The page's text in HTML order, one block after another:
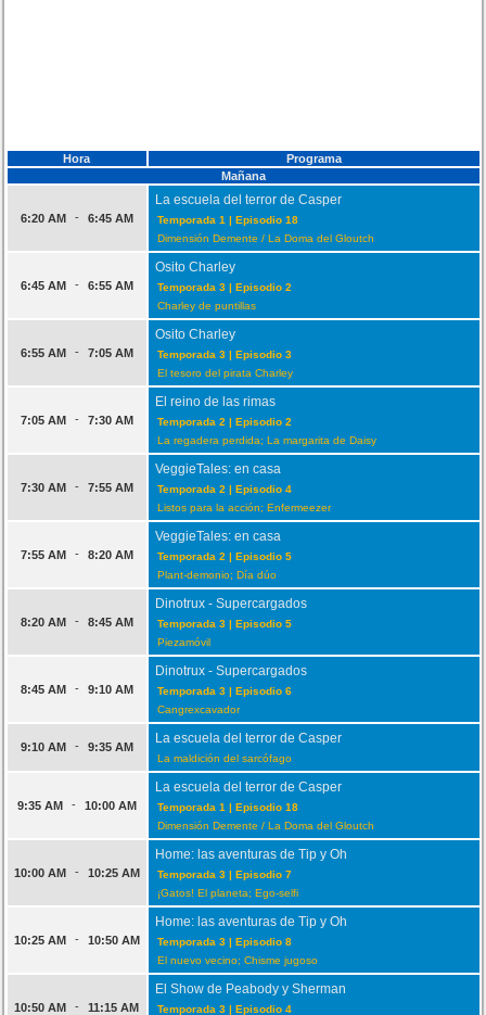
Hora
Programa
Mañana
6:20 AM - 6:45 AM
La escuela del terror de Casper
Temporada 1 | Episodio 18
Dimensión Demente / La Doma del Gloutch
6:45 AM - 6:55 AM
Osito Charley
Temporada 3 | Episodio 2
Charley de puntillas
6:55 AM - 7:05 AM
Osito Charley
Temporada 3 | Episodio 3
El tesoro del pirata Charley
7:05 AM - 7:30 AM
El reino de las rimas
Temporada 2 | Episodio 2
La regadera perdida; La margarita de Daisy
7:30 AM - 7:55 AM
VeggieTales: en casa
Temporada 2 | Episodio 4
Listos para la acción; Enfermeezer
7:55 AM - 8:20 AM
VeggieTales: en casa
Temporada 2 | Episodio 5
Plant-demonio; Día dúo
8:20 AM - 8:45 AM
Dinotrux - Supercargados
Temporada 3 | Episodio 5
Piezamóvil
8:45 AM - 9:10 AM
Dinotrux - Supercargados
Temporada 3 | Episodio 6
Cangrexcavador
9:10 AM - 9:35 AM
La escuela del terror de Casper
La maldición del sarcófago
9:35 AM - 10:00 AM
La escuela del terror de Casper
Temporada 1 | Episodio 18
Dimensión Demente / La Doma del Gloutch
10:00 AM - 10:25 AM
Home: las aventuras de Tip y Oh
Temporada 3 | Episodio 7
¡Gatos! El planeta; Ego-selfi
10:25 AM - 10:50 AM
Home: las aventuras de Tip y Oh
Temporada 3 | Episodio 8
El nuevo vecino; Chisme jugoso
10:50 AM - 11:15 AM
El Show de Peabody y Sherman
Temporada 3 | Episodio 4